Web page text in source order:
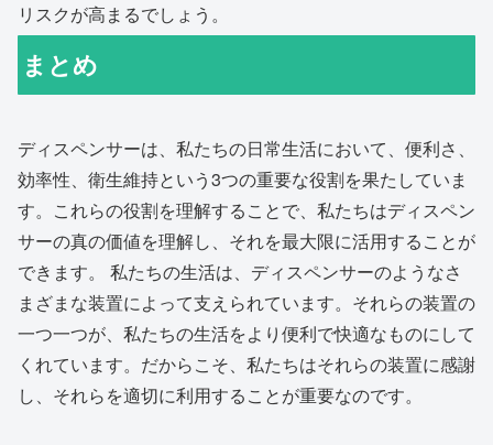
リスクが高まるでしょう。
まとめ
ディスペンサーは、私たちの日常生活において、便利さ、
効率性、衛生維持という3つの重要な役割を果たしていま
す。これらの役割を理解することで、私たちはディスペン
サーの真の価値を理解し、それを最大限に活用することが
できます。 私たちの生活は、ディスペンサーのようなさ
まざまな装置によって支えられています。それらの装置の
一つ一つが、私たちの生活をより便利で快適なものにして
くれています。だからこそ、私たちはそれらの装置に感謝
し、それらを適切に利用することが重要なのです。